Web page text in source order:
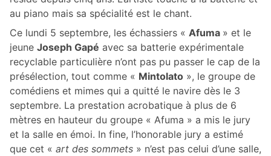
au piano mais sa spécialité est le chant.
Ce lundi 5 septembre, les échassiers « Afuma » et le
jeune Joseph Gapé avec sa batterie expérimentale
recyclable particulière n’ont pas pu passer le cap de la
présélection, tout comme « Mintolato », le groupe de
comédiens et mimes qui a quitté le navire dès le 3
septembre. La prestation acrobatique à plus de 6
mètres en hauteur du groupe « Afuma » a mis le jury
et la salle en émoi. In fine, l’honorable jury a estimé
que cet « art des sommets » n’est pas celui d’une salle,